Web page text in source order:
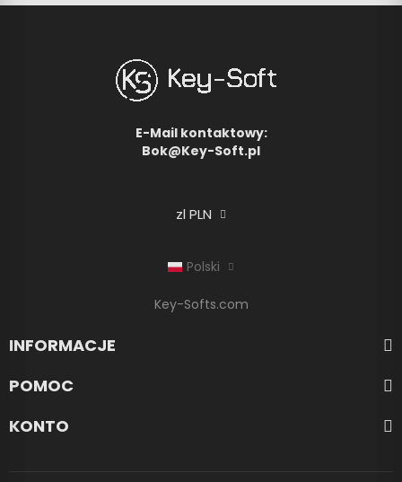
E-Mail kontaktowy:
Bok@Key-Soft.pl
zl PLN
Polski
Key-Softs.com
INFORMACJE
POMOC
KONTO